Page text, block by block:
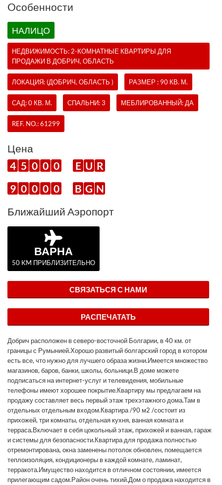
Oсобенности
НАЛИЦО
НЕДВИЖИМОСТЬ: 2-КОМНАТНЫЕ КВАРТИРЫ ДЛЯ
ПРОДАЖИ В ДОБРИЧ, ОБЛАСТЬ
ЛОКАЦИЯ: (ДОБРИЧ, ОБЛАСТЬ ) РАЗМЕР : 90 КВ. М.
САД: 0 КВ. М. СПАЛЬНИ: 3 МЕБЛИРОВАННЫЙ: ДА
REF. NO.:61299
Цена
4 5 0 0 0 E U R
9 0 0 0 0 B G N
Ближайший Аэропорт
ВАРНА
50 KM ПРИБЛИЗИТЕЛЬНО
СВЯЗАТЬСЯ С НАМИ
РАСПЕЧАТАТЬ
Добрич расположен в северо-восточной Болгарии, в 40 км. от
границы с Румынией.Хорошо развитый болгарский город в котором
есть все, что нужно для лучшего образа жизни.Имеется множество
магазинов, баров, банки, школы, больници.В доме можете
подписаться на интернет-услуг и телевидения, мобильные
телефоны имеют хорошее покрытие.Квартиру мы предлагаем на
продажу составляет весь первый этаж трехэтажного дома.Там в
отдельных отдельным входом.Квартира /90 м2 /состоит из
прихожей, три комнаты, отдельная кухня, ванная комната и
терраса.Включает в себя цокольный этаж, прихожей и ванная, гараж
и системы для безопасности.Квартира для продажа полностью
отремонтирована, окна заменены потолок обновлен, помещается
теплоизоляция, кондиционеры в каждой комнате, ламинат,
терракота.Имущество находится в отличном состоянии, имеется
прилегающим садом.Район очень тихий.Дом о продажа находится в